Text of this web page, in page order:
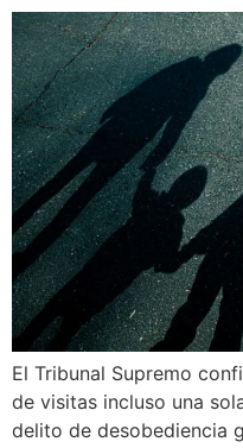
El Tribunal Supremo
de visitas incluso una
delito de desobediencia